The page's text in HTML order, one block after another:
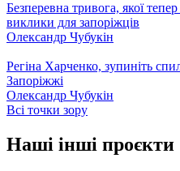
Безперевна тривога, якої
виклики для запоріжців
Олександр Чубукін
Регіна Харченко, зупиніть
Запоріжжі
Олександр Чубукін
Всі точки зору
Наші інші проєкти